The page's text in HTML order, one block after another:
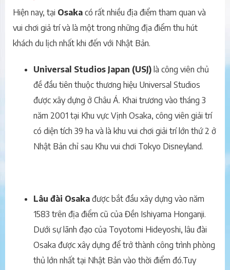
Hiện nay, tại Osaka có rất nhiều địa điểm tham quan và
vui chơi giả trí và là một trong những địa điểm thu hút
khách du lịch nhất khi đến với Nhật Bản.
Universal Studios Japan (USJ) là công viên chủ
đề đầu tiên thuộc thương hiệu Universal Studios
được xây dựng ở Châu Á. Khai trương vào tháng 3
năm 2001 tại Khu vực Vịnh Osaka, công viên giải trí
có diện tích 39 ha và là khu vui chơi giải trí lớn thứ 2 ở
Nhật Bản chỉ sau Khu vui chơi Tokyo Disneyland.
Lâu đài Osaka được bắt đầu xây dựng vào năm
1583 trên địa điểm cũ của Đền Ishiyama Honganji.
Dưới sự lãnh đạo của Toyotomi Hideyoshi, lâu đài
Osaka được xây dựng để trở thành công trình phòng
thủ lớn nhất tại Nhật Bản vào thời điểm đó.Tuy